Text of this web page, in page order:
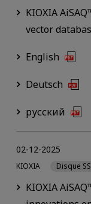
KIOXIA
vector
English
Deutsch
русский
KIOXIA
02-12-2025
KIOXIA Disque